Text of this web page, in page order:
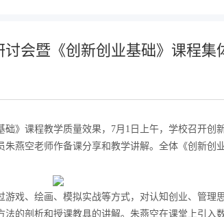
会暨《创新创业基础》课程集
》课程教学质量效果，7月1日上午，学校召开创
燕空老师作备课分享和教学讲解。全体《创新创
戏、绘画、模拟实战等方式，对认知创业、管理
的剖析和授课教具的讲解。朱燕空在课堂上引入